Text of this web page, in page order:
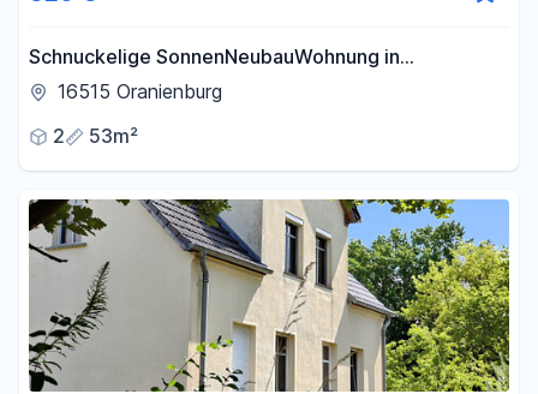
Schnuckelige SonnenNeubauWohnung in
Oranienburg - Wir suchen neue Mieter :)
16515 Oranienburg
2
53m²